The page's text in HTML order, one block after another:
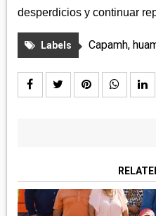
desperdicios y continuar
Labels Capamh,